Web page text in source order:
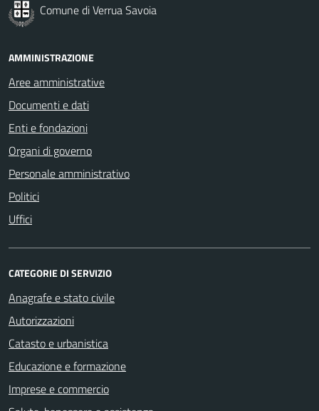
Comune di Verrua Savoia
AMMINISTRAZIONE
Aree amministrative
Documenti e dati
Enti e fondazioni
Organi di governo
Personale amministrativo
Politici
Uffici
CATEGORIE DI SERVIZIO
Anagrafe e stato civile
Autorizzazioni
Catasto e urbanistica
Educazione e formazione
Imprese e commercio